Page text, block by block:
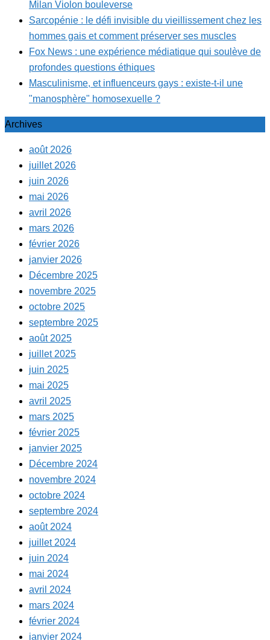
Milan Violon bouleverse
Sarcopénie : le défi invisible du vieillissement chez les
hommes gais et comment préserver ses muscles
Fox News : une expérience médiatique qui soulève de
profondes questions éthiques
Masculinisme, et influenceurs gays : existe-t-il une
"manosphère" homosexuelle ?
Archives
août 2026
juillet 2026
juin 2026
mai 2026
avril 2026
mars 2026
février 2026
janvier 2026
Décembre 2025
novembre 2025
octobre 2025
septembre 2025
août 2025
juillet 2025
juin 2025
mai 2025
avril 2025
mars 2025
février 2025
janvier 2025
Décembre 2024
novembre 2024
octobre 2024
septembre 2024
août 2024
juillet 2024
juin 2024
mai 2024
avril 2024
mars 2024
février 2024
janvier 2024